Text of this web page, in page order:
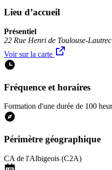
Lieu d’accueil
Présentiel
22 Rue Henri de Toulouse-
Voir sur la carte
Fréquence et horaires
Formation d'une durée de 100
Périmètre géographique
CA de l'Albigeois (C2A)